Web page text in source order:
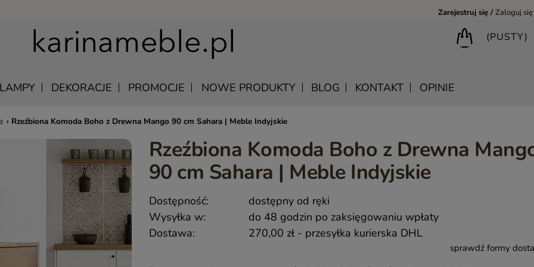
Zarejestruj się Zaloguj się
(PUSTY)
ŁÓŻKA DREWNIANE
SZAFKI NOCNE DREWNIANE
SZAFY DREWNIANE
BIURKA DREWNIANE
BIBLIOTECZKI DREWNIANE
LUSTRA DREWNIANE
MANGO – MEBLE Z LITEGO DREWNA NATURALNE
MEBLE Z PALISANDRU INDYJSKIEGO
MEBLE INDYJSKIE Z AKACJI
QUEEN – KLASYCZNE MEBLE DREWNIANE
MEBLE RUSTYKALNE DREWNIANE
HAMPTON ISLAND – MEBLE W STYLU HAMPTON
SHANTI – DREWNIANE MEBLE RZEŹBIONE
MANDALA – INDYJSKIE MEBLE RZEŹBIONE
MEBLE BOHO SKANDYNAWSKIE – DREWNIANE
MONSOON – MEBLE RZEŹBIONE BOHO NOWOCZESNE
SAHARA – MEBLE VINTAGE LOFT
SAFFRON – MEBLE INDYJSKIE I ORIENTALNE
LAMPY DEKORACJE PROMOCJE NOWE PRODUKTY BLOG KONTAKT OPINIE
› Rzeźbiona Komoda Boho z Drewna Mango 90 cm Sahara | Meble Indyjskie
Rzeźbiona Komoda Boho z Drewna
90 cm Sahara | Meble Indyjskie
Dostępność:
dostępny od ręki
Wysyłka w:
do 48 godzin po zaksięgowaniu wpłaty
Dostawa:
270,00 zł - przesyłka kurierska DHL
sprawdź formy